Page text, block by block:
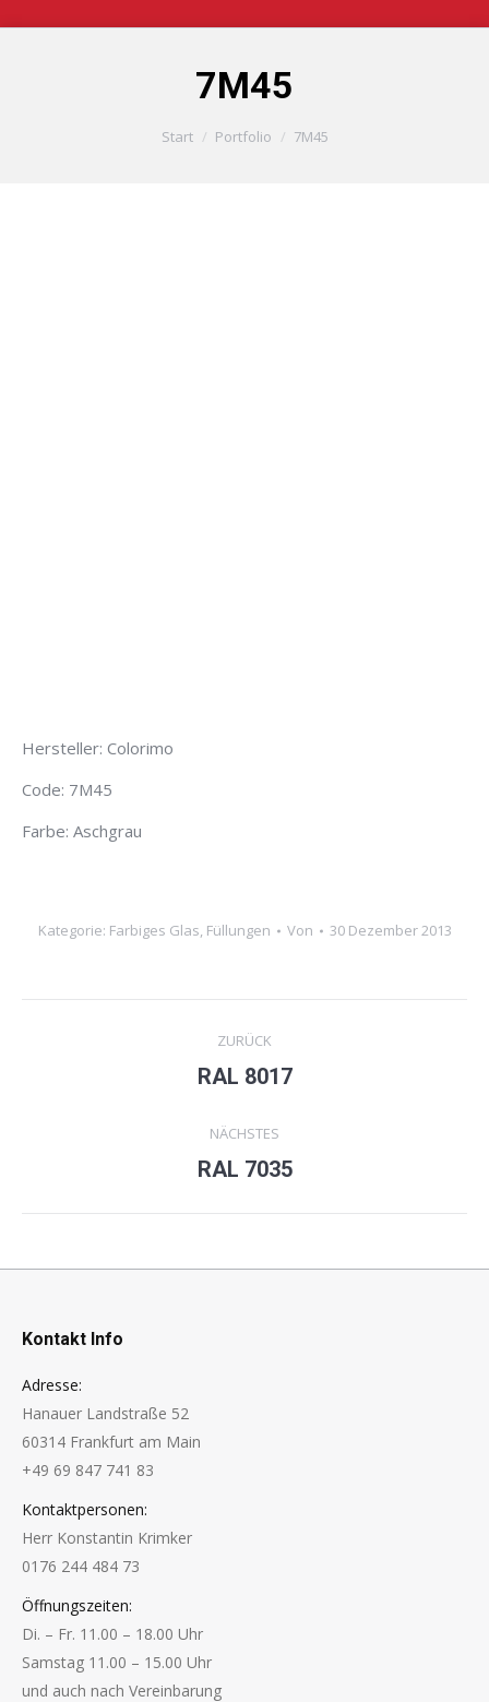
7M45
Sie befinden sich hier:
Start Portfolio 7M45
Hersteller: Colorimo
Code: 7M45
Farbe: Aschgrau
Kategorie: Farbiges Glas, Füllungen Von 30 Dezember 2013
ZURÜCK
Previous
RAL 8017
NÄCHSTES
Next
RAL 7035
Kontakt Info
Adresse:
Hanauer Landstraße 52
60314 Frankfurt am Main
+49 69 847 741 83
Kontaktpersonen:
Herr Konstantin Krimker
0176 244 484 73
Öffnungszeiten:
Di. – Fr. 11.00 – 18.00 Uhr
Samstag 11.00 – 15.00 Uhr
und auch nach Vereinbarung